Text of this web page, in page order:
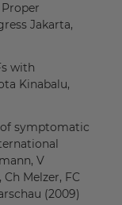
Jakarta,
with
Kinabalu,
symptomatic
V
Melzer, FC
(2009)